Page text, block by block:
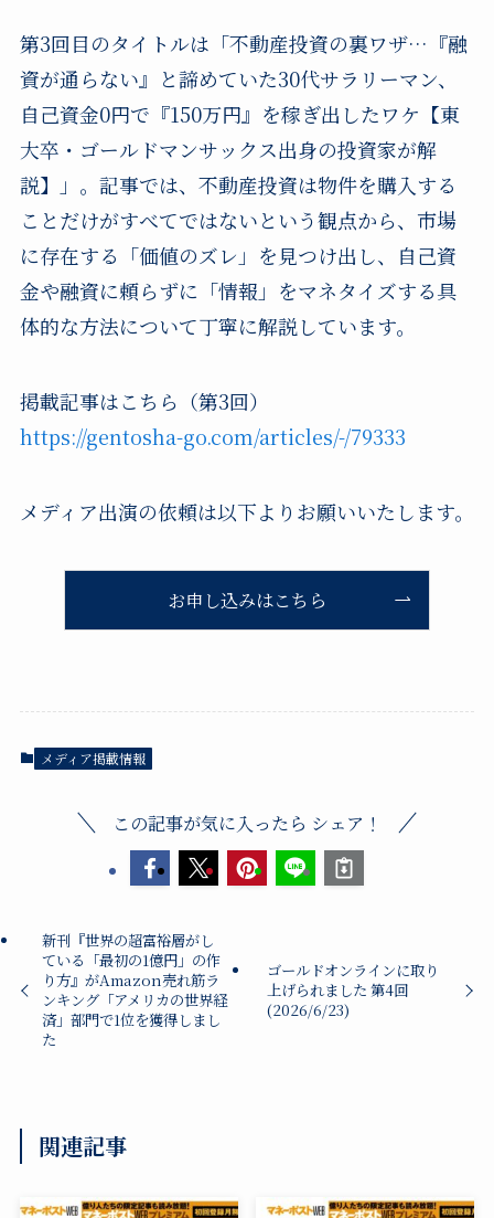
第3回目のタイトルは「不動産投資の裏ワザ…『融
資が通らない』と諦めていた30代サラリーマン、
自己資金0円で『150万円』を稼ぎ出したワケ【東
大卒・ゴールドマンサックス出身の投資家が解
説】」。記事では、不動産投資は物件を購入する
ことだけがすべてではないという観点から、市場
に存在する「価値のズレ」を見つけ出し、自己資
金や融資に頼らずに「情報」をマネタイズする具
体的な方法について丁寧に解説しています。
掲載記事はこちら（第3回）
https://gentosha-go.com/articles/-/79333
メディア出演の依頼は以下よりお願いいたします。
お申し込みはこちら
メディア掲載情報
この記事が気に入ったら シェア！
新刊『世界の超富裕層がし
ている「最初の1億円」の作
り方』がAmazon売れ筋ラ
ンキング「アメリカの世界経
済」部門で1位を獲得しまし
た
ゴールドオンラインに取り
上げられました 第4回
(2026/6/23)
関連記事